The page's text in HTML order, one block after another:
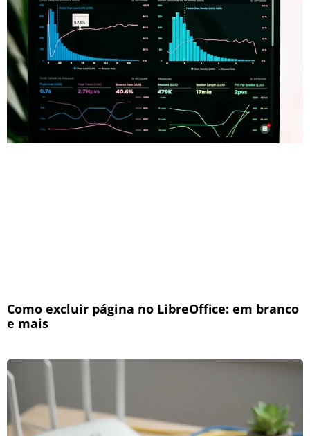
Como excluir página no LibreOffice: em branco
e mais